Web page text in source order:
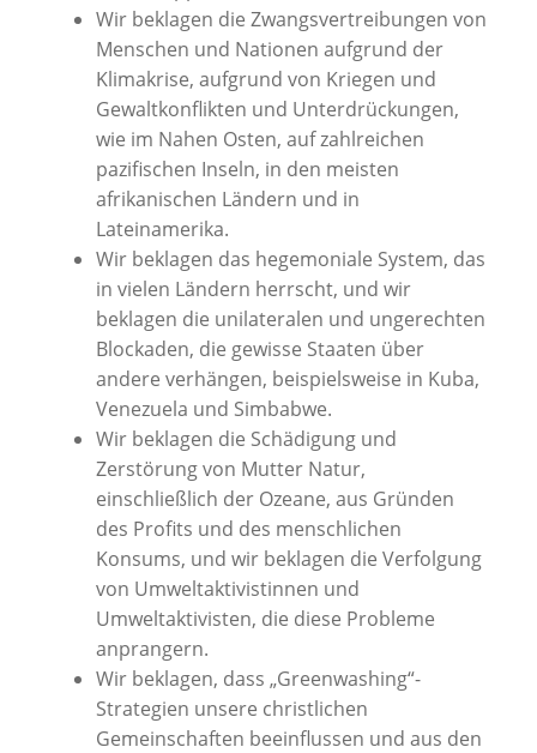
Wir beklagen die Zwangsvertreibungen von
Menschen und Nationen aufgrund der
Klimakrise, aufgrund von Kriegen und
Gewaltkonflikten und Unterdrückungen,
wie im Nahen Osten, auf zahlreichen
pazifischen Inseln, in den meisten
afrikanischen Ländern und in
Lateinamerika.
Wir beklagen das hegemoniale System, das
in vielen Ländern herrscht, und wir
beklagen die unilateralen und ungerechten
Blockaden, die gewisse Staaten über
andere verhängen, beispielsweise in Kuba,
Venezuela und Simbabwe.
Wir beklagen die Schädigung und
Zerstörung von Mutter Natur,
einschließlich der Ozeane, aus Gründen
des Profits und des menschlichen
Konsums, und wir beklagen die Verfolgung
von Umweltaktivistinnen und
Umweltaktivisten, die diese Probleme
anprangern.
Wir beklagen, dass „Greenwashing“-
Strategien unsere christlichen
Gemeinschaften beeinflussen und aus den